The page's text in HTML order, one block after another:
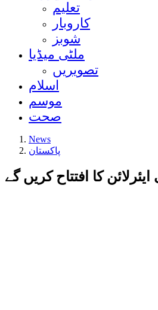
تعلیم
کاروبار
شوبز
ملٹی میڈیا
تصویریں
اسلام
موسم
صحت
News
پاکستان
کا افتتاح کریں گے